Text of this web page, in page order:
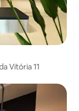
Avenida da Vitória 11